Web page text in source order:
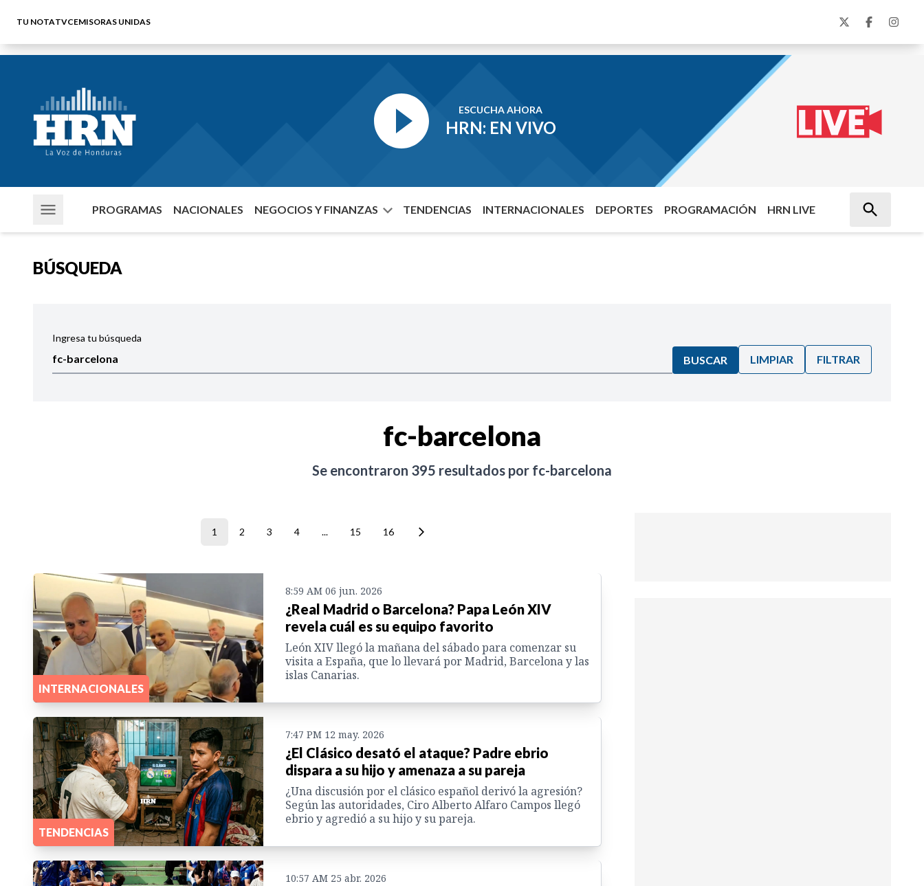
TU NOTATVCEMISORAS UNIDAS
ESCUCHA AHORA
HRN: EN VIVO
PROGRAMAS NACIONALES NEGOCIOS Y FINANZAS TENDENCIAS INTERNACIONALES DEPORTES PROGRAMACIÓN HRN LIVE
BÚSQUEDA
Ingresa tu búsqueda
BUSCAR LIMPIAR FILTRAR
fc-barcelona
Se encontraron 395 resultados por fc-barcelona
1 2 3 4 ... 15 16
INTERNACIONALES
8:59 AM 06 jun. 2026
¿Real Madrid o Barcelona? Papa León XIV
revela cuál es su equipo favorito
León XIV llegó la mañana del sábado para comenzar su
visita a España, que lo llevará por Madrid, Barcelona y las
islas Canarias.
TENDENCIAS
7:47 PM 12 may. 2026
¿El Clásico desató el ataque? Padre ebrio
dispara a su hijo y amenaza a su pareja
¿Una discusión por el clásico español derivó la agresión?
Según las autoridades, Ciro Alberto Alfaro Campos llegó
ebrio y agredió a su hijo y su pareja.
10:57 AM 25 abr. 2026